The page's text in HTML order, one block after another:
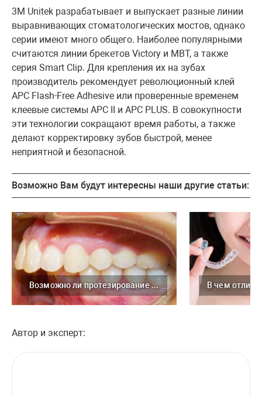
3M Unitek разрабатывает и выпускает разные линии
выравнивающих стоматологических мостов, однако
серии имеют много общего. Наиболее популярными
считаются линии брекетов Victory и MBT, а также
серия Smart Clip. Для крепления их на зубах
производитель рекомендует революционный клей
APC Flash-Free Adhesive или проверенные временем
клеевые системы APC II и APC PLUS. В совокупности
эти технологии сокращают время работы, а также
делают корректировку зубов быстрой, менее
неприятной и безопасной.
Возможно Вам будут интересны наши другие статьи:
Возможно ли протезирование при неправильном прикусе
Автор и эксперт: